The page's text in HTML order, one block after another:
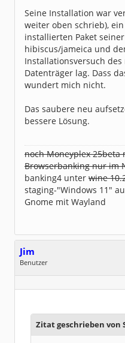
Seine Installation war
weiter oben schrieb),
installierten Paket
hibiscus/jameica und
Installationsversuch
Datenträger lag. Dass
wundert mich nicht.
Das saubere neu
bessere Lösung.
noch Moneyplex
Browserbanking nur im
banking4 unter wine
staging-"Windows 11"
Gnome mit Wayland
Jim
Benutzer
Geschlecht:
keine Angabe
Dabei seit:
10 / 2025
Zitat geschrieben von